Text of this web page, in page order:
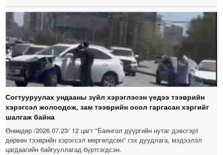
Согтууруулах ундааны зүйл хэрэглэсэн үедээ тээврийн
хэрэгсэл жолоодож, зам тээврийн осол гаргасан хэргийг
шалгаж байна
Өнөөдөр /2026.07.23/ 12 цагт "Баянгол дүүргийн нутаг дэвсгэрт
дөрвөн тээврийн хэрэгсэл мөргөлдсөн" гэх дуудлага, мэдээлэл
цагдаагийн байгууллагад бүртгэгдсэн.